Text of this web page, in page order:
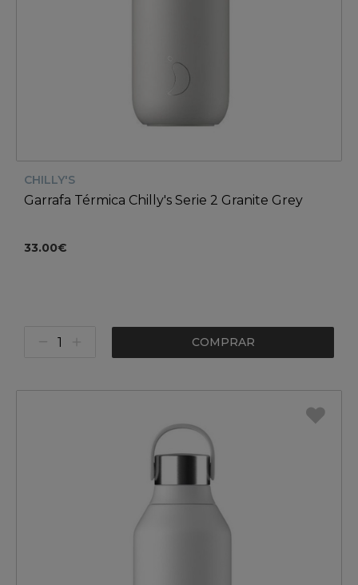
CHILLY'S
Garrafa Térmica Chilly's Serie 2 Granite Grey
33.00€
COMPRAR